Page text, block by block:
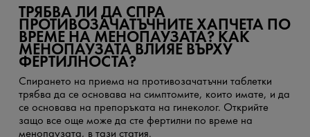
ТРЯБВА ЛИ ДА СПРА
ПРОТИВОЗАЧАТЪЧНИТЕ ХАПЧЕТА ПО
ВРЕМЕ НА МЕНОПАУЗАТА? КАК
МЕНОПАУЗАТА ВЛИЯЕ ВЪРХУ
ФЕРТИЛНОСТА?
Спирането на приема на противозачатъчни таблетки
трябва да се основава на симптомите, които имате, и да
се основава на препоръката на гинеколог. Открийте
защо все още може да сте фертилни по време на
менопаузата, в тази статия.